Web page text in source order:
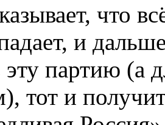
что
и
эту партию (а
тот и